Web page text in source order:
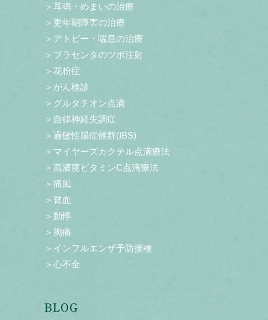
＞耳鳴・めまいの治療
＞更年期障害の治療
＞アトピー・喘息の治療
＞プラセンタのツボ注射
＞花粉症
＞がん検診
＞グルタチオン点滴
＞自律神経失調症
＞過敏性腸症候群(IBS)
＞マイヤーズカクテル点滴療法
＞高濃度ビタミンC点滴療法
＞痛風
＞貧血
＞動悸
＞胸痛
＞インフルエンザ予防接種
＞心不全
BLOG